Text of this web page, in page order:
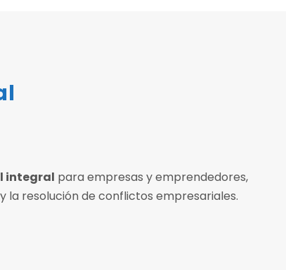
integral para empresas y emprendedores,
la resolución de conflictos empresariales.